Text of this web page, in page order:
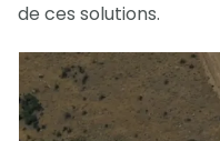
de ces solutions.